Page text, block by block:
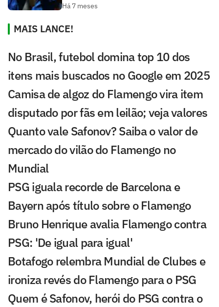
Há 7 meses
MAIS LANCE!
No Brasil, futebol domina top 10 dos
itens mais buscados no Google em 2025
Camisa de algoz do Flamengo vira item
disputado por fãs em leilão; veja valores
Quanto vale Safonov? Saiba o valor de
mercado do vilão do Flamengo no
Mundial
PSG iguala recorde de Barcelona e
Bayern após título sobre o Flamengo
Bruno Henrique avalia Flamengo contra
PSG: 'De igual para igual'
Botafogo relembra Mundial de Clubes e
ironiza revés do Flamengo para o PSG
Quem é Safonov, herói do PSG contra o